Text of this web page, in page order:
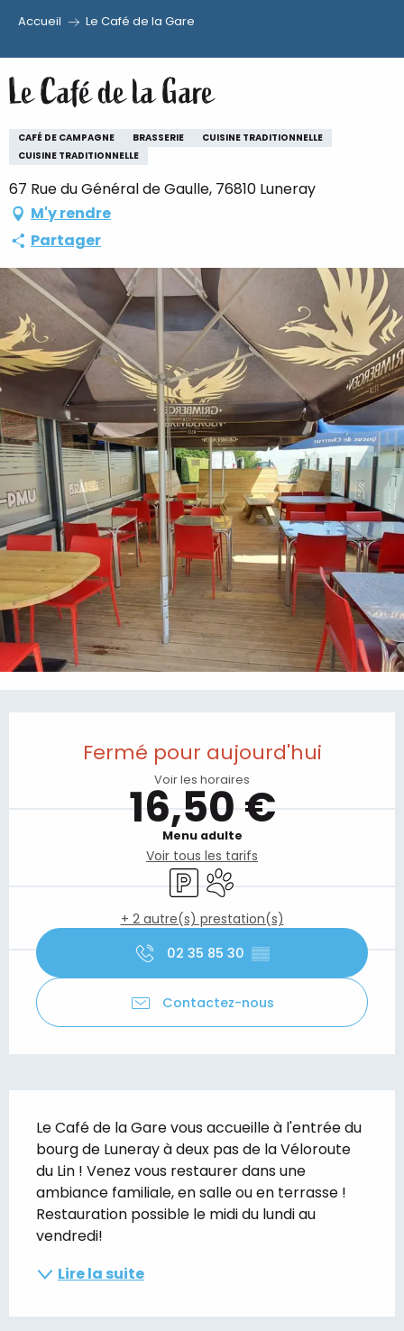
au
contenu
principal
Accueil Le Café de la Gare
Le Café de la Gare
CAFÉ DE CAMPAGNE BRASSERIE
CUISINE TRADITIONNELLE
CUISINE TRADITIONNELLE
67 Rue du Général de Gaulle, 76810 Luneray
M'y rendre
Partager
Fermé pour aujourd'hui
Voir les horaires
16,50 €
Menu adulte
Voir tous les tarifs
ParkingAnimaux acceptés
+ 2 autre(s) prestation(s)
02 35 85 30 ▒▒
Contactez-nous
Le Café de la Gare vous accueille à l'entrée du
bourg de Luneray à deux pas de la Véloroute
du Lin ! Venez vous restaurer dans une
ambiance familiale, en salle ou en terrasse !
Restauration possible le midi du lundi au
vendredi!
Lire la suite